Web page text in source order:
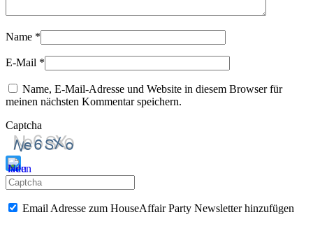
Name *
E-Mail *
Name, E-Mail-Adresse und Website in diesem Browser für
meinen nächsten Kommentar speichern.
Captcha
gib Email Adresse zum HouseAffair Party Newsletter hinzufügen